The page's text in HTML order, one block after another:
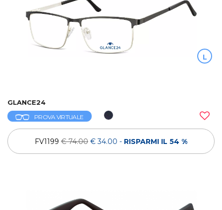
L
GLANCE24
PROVA VIRTUALE
FV1199 € 74.00 € 34.00 - RISPARMI IL 54 %